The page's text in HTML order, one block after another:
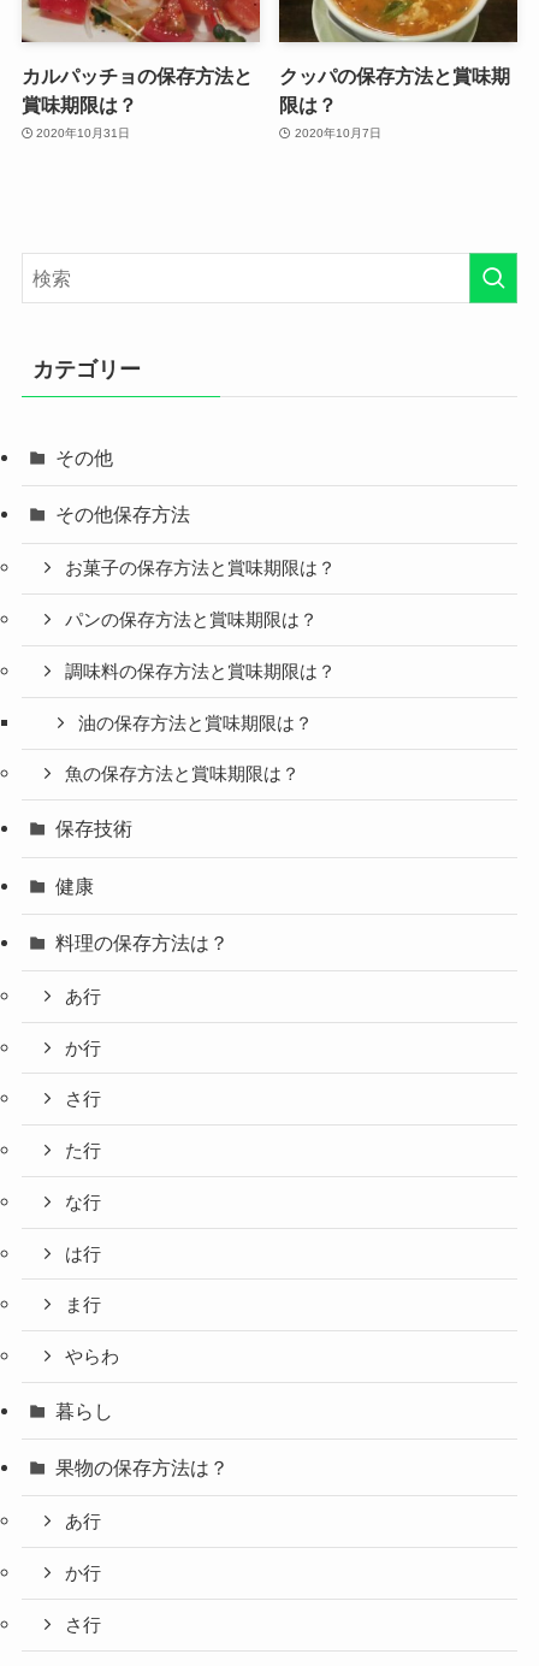
カルパッチョの保存方法と
賞味期限は？
2020年10月31日
クッパの保存方法と賞味期
限は？
2020年10月7日
カテゴリー
その他
その他保存方法
お菓子の保存方法と賞味期限は？
パンの保存方法と賞味期限は？
調味料の保存方法と賞味期限は？
油の保存方法と賞味期限は？
魚の保存方法と賞味期限は？
保存技術
健康
料理の保存方法は？
あ行
か行
さ行
た行
な行
は行
ま行
やらわ
暮らし
果物の保存方法は？
あ行
か行
さ行